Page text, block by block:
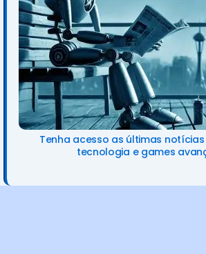
Tenha acesso as últimas
tecnologia e games